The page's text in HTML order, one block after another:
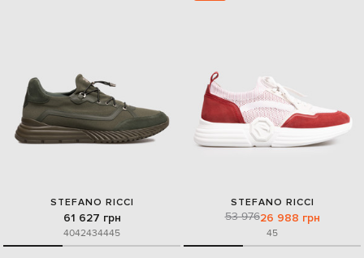
STEFANO RICCI
61 627 грн
4042434445
STEFANO RICCI
53 97626 988 грн
45